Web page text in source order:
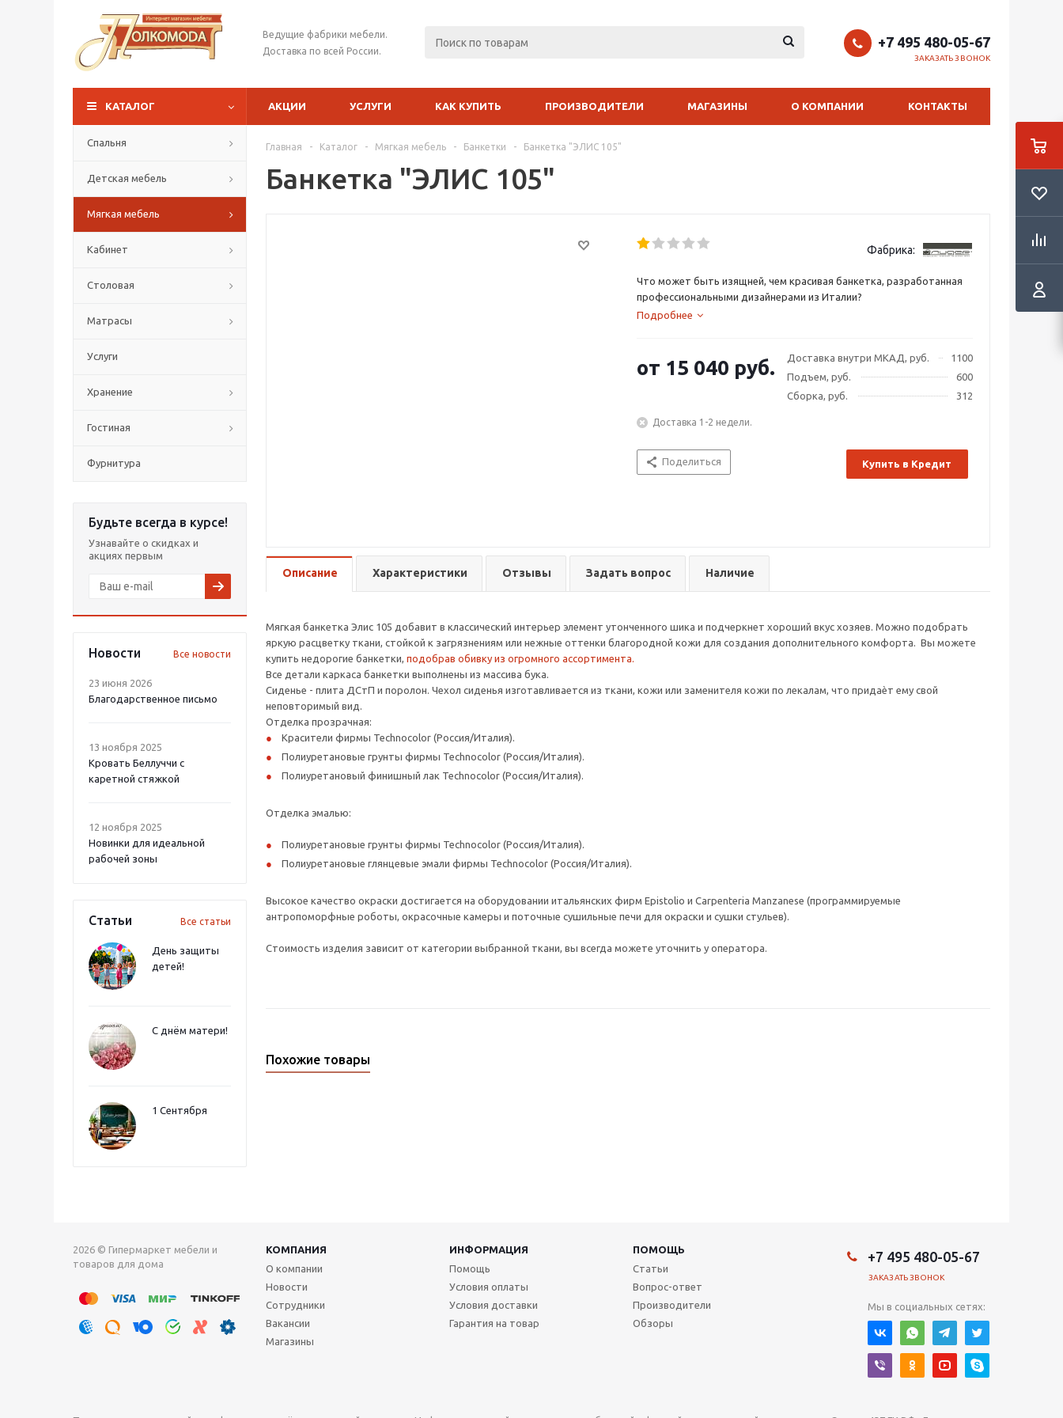
Ведущие фабрики мебели.
Доставка по всей России.
+7 495 480-05-67
ЗАКАЗАТЬ ЗВОНОК
КАТАЛОГ АКЦИИ УСЛУГИ КАК КУПИТЬ ПРОИЗВОДИТЕЛИ МАГАЗИНЫ О КОМПАНИИ КОНТАКТЫ
Спальня
Детская мебель
Мягкая мебель
Кабинет
Столовая
Матрасы
Услуги
Хранение
Гостиная
Фурнитура
Будьте всегда в курсе!
Узнавайте о скидках и
акциях первым
Новости Все новости
23 июня 2026
Благодарственное письмо
13 ноября 2025
Кровать Беллуччи с
каретной стяжкой
12 ноября 2025
Новинки для идеальной
рабочей зоны
Статьи Все статьи
День защиты
детей!
С днём матери!
1 Сентября
Главная - Каталог - Мягкая мебель - Банкетки - Банкетка "ЭЛИС 105"
Банкетка "ЭЛИС 105"
Фабрика:
Что может быть изящней, чем красивая банкетка, разработанная
профессиональными дизайнерами из Италии?
Подробнее
Доставка внутри МКАД, руб.
1100
Подъем, руб.
600
Сборка, руб.
312
от 15 040 руб.
Доставка 1-2 недели.
Поделиться Купить в Кредит
Описание Характеристики Отзывы Задать вопрос Наличие
Мягкая банкетка Элис 105 добавит в классический интерьер элемент утонченного шика и подчеркнет хороший вкус хозяев. Можно подобрать
яркую расцветку ткани, стойкой к загрязнениям или нежные оттенки благородной кожи для создания дополнительного комфорта. Вы можете
купить недорогие банкетки, подобрав обивку из огромного ассортимента.
Все детали каркаса банкетки выполнены из массива бука.
Сиденье - плита ДСтП и поролон. Чехол сиденья изготавливается из ткани, кожи или заменителя кожи по лекалам, что придаѐт ему свой
неповторимый вид.
Отделка прозрачная:
Красители фирмы Technocolor (Россия/Италия).
Полиуретановые грунты фирмы Technocolor (Россия/Италия).
Полиуретановый финишный лак Technocolor (Россия/Италия).
Отделка эмалью:
Полиуретановые грунты фирмы Technocolor (Россия/Италия).
Полиуретановые глянцевые эмали фирмы Technocolor (Россия/Италия).
Высокое качество окраски достигается на оборудовании итальянских фирм Epistolio и Carpenteria Manzanese (программируемые
антропоморфные роботы, окрасочные камеры и поточные сушильные печи для окраски и сушки стульев).
Стоимость изделия зависит от категории выбранной ткани, вы всегда можете уточнить у оператора.
Похожие товары
2026 © Гипермаркет мебели и
товаров для дома
КОМПАНИЯ ИНФОРМАЦИЯ
ПОМОЩЬ
О компании
Новости
Сотрудники
Вакансии
Магазины
Помощь
Условия оплаты
Условия доставки
Гарантия на товар
Статьи
Вопрос-ответ
Производители
Обзоры
+7 495 480-05-67
ЗАКАЗАТЬ ЗВОНОК
Мы в социальных сетях: